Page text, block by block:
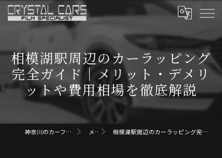
相模湖駅周辺のカーラッピング
完全ガイド｜メリット・デメリ
ットや費用相場を徹底解説
神奈川のカーフィルムならクリスタルカーズ メディア 相模湖駅周辺のカーラッピング完全ガイド｜メリット・デメリットや費用相場を徹底解説